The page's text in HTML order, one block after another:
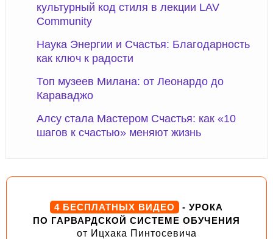
культурный код стиля в лекции LAV
Community
Наука Энергии и Счастья: Благодарность
как ключ к радости
Топ музеев Милана: от Леонардо до
Караваджо
Алсу стала Мастером Счастья: как «10
шагов к счастью» меняют жизнь
4 БЕСПЛАТНЫХ ВИДЕО
- УРОКА
ПО ГАРВАРДСКОЙ СИСТЕМЕ ОБУЧЕНИЯ
от Ицхака Пинтосевича